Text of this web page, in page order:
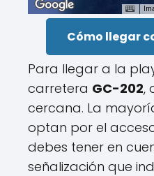
Cómo llegar
Para llegar a la
carretera GC-202,
cercana. La
optan por el
debes tener en
señalización que